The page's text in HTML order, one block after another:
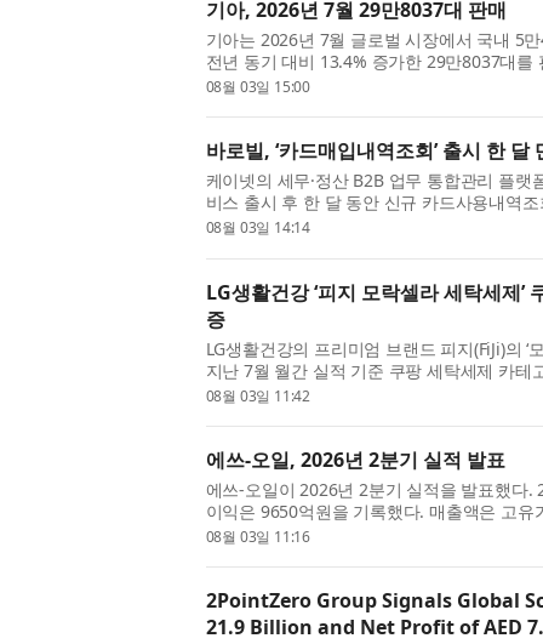
기아, 2026년 7월 29만8037대 판매
기아는 2026년 7월 글로벌 시장에서 국내 5
전년 동기 대비 13.4% 증가한 29만8037대
기간과 비교해 국내는 21.3% 증가하고 해외
08월 03일 15:00
바로빌, ‘카드매입내역조회’ 출시 한
케이넷의 세무·정산 B2B 업무 통합관리 플랫
비스 출시 후 한 달 동안 신규 카드사용내역
고 3일 밝혔다. 이번 카드매입내역조회는 기
08월 03일 14:14
LG생활건강 ‘피지 모락셀라 세탁세제
증
LG생활건강의 프리미엄 브랜드 피지(FiJi)의
지난 7월 월간 실적 기준 쿠팡 세탁세제 카
을 입증했다. 피지 모락셀라 세탁세제 코튼
08월 03일 11:42
에쓰-오일, 2026년 2분기 실적 발표
에쓰-오일이 2026년 2분기 실적을 발표했다
이익은 9650억원을 기록했다. 매출액은 고
이익은 정유부문 영업이익이 정제마진 강세
08월 03일 11:16
2PointZero Group Signals Global
21.9 Billion and Net Profit of AED